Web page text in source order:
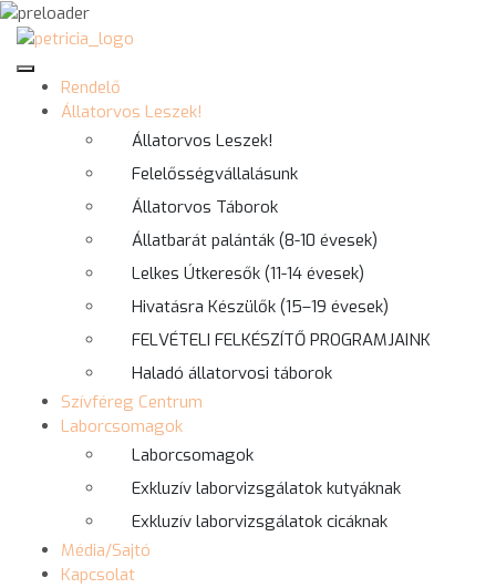
Rendelő
Állatorvos Leszek!
Állatorvos Leszek!
Felelősségvállalásunk
Állatorvos Táborok
Állatbarát palánták (8-10 évesek)
Lelkes Útkeresők (11-14 évesek)
Hivatásra Készülők (15–19 évesek)
FELVÉTELI FELKÉSZÍTŐ PROGRAMJAINK
Haladó állatorvosi táborok
Szívféreg Centrum
Laborcsomagok
Laborcsomagok
Exkluzív laborvizsgálatok kutyáknak
Exkluzív laborvizsgálatok cicáknak
Média/Sajtó
Kapcsolat